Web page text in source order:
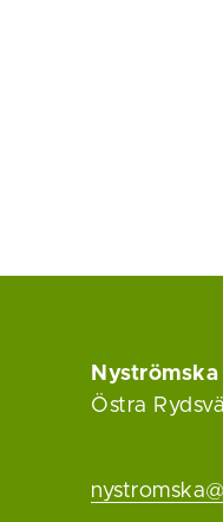
Östra